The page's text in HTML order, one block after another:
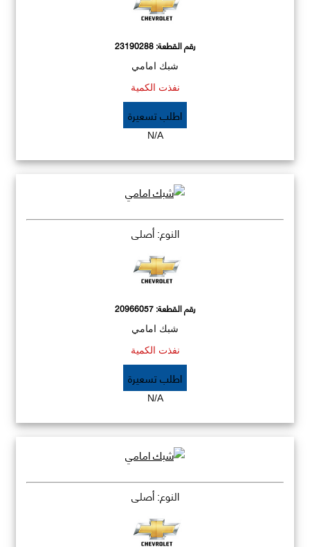
رقم القطعة:23190288
شبك امامي
نفذت الكمية
اطلب تسعيرة
N/A
النوع: أصلي
رقم القطعة:20966057
شبك امامي
نفذت الكمية
اطلب تسعيرة
N/A
النوع: أصلي